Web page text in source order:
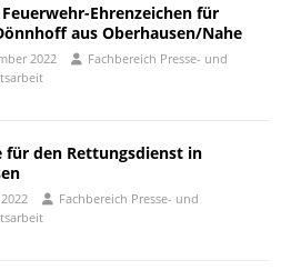
Ehrenzeichen für
aus Oberhausen/Nahe
2022
Fachbereich Presse- und
für den Rettungsdienst in
Fachbereich Presse- und